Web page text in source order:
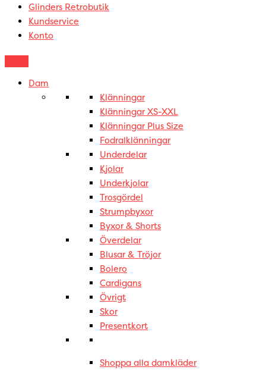
Glinders Retrobutik
Kundservice
Konto
Dam
Klänningar
Klänningar XS-XXL
Klänningar Plus Size
Fodralklänningar
Underdelar
Kjolar
Underkjolar
Trosgördel
Strumpbyxor
Byxor & Shorts
Överdelar
Blusar & Tröjor
Bolero
Cardigans
Övrigt
Skor
Presentkort
Shoppa alla damkläder